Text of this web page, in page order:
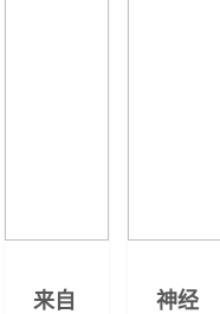
来自 神经